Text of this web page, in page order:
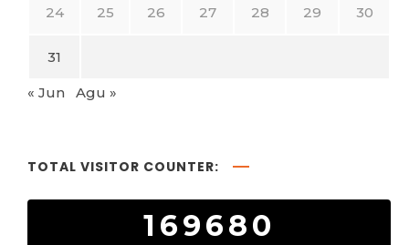
24 25 26 27 28 29 30
31
« Jun Agu »
TOTAL VISITOR COUNTER:
169680